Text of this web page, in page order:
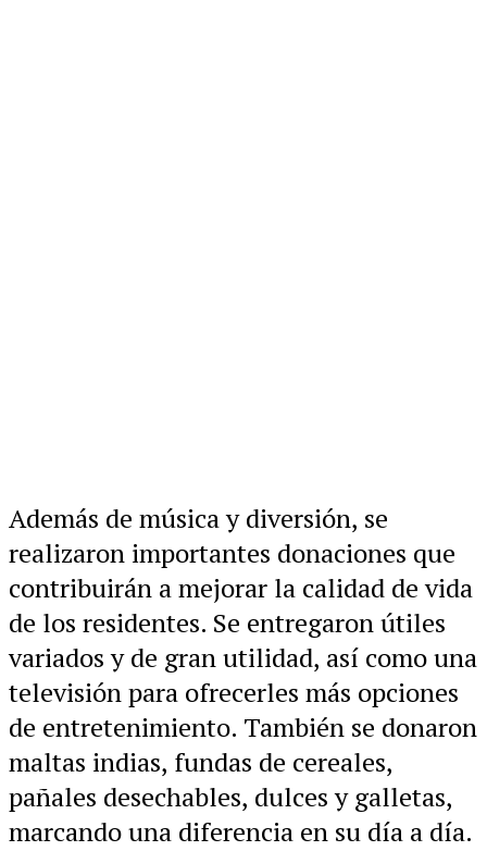
Además de música y diversión, se
realizaron importantes donaciones que
contribuirán a mejorar la calidad de vida
de los residentes. Se entregaron útiles
variados y de gran utilidad, así como una
televisión para ofrecerles más opciones
de entretenimiento. También se donaron
maltas indias, fundas de cereales,
pañales desechables, dulces y galletas,
marcando una diferencia en su día a día.